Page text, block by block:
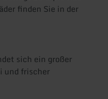
finden Sie in der
sich ein großer
und frischer